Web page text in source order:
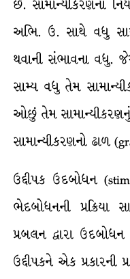
છે. સામાન્યીકરણના
અભિ. ઉ. સાથે વધુ
થવાની સંભાવના વધુ.
સામ્ય વધુ તેમ
ઓછું તેમ
સામાન્યીકરણનો ઢાળ
ઉદ્દીપક ઉદબોધન
ભેદબોધનની પ્રક્રિયા
પ્રબલન દ્વારા
ઉદ્દીપકને એક પ્રકારની